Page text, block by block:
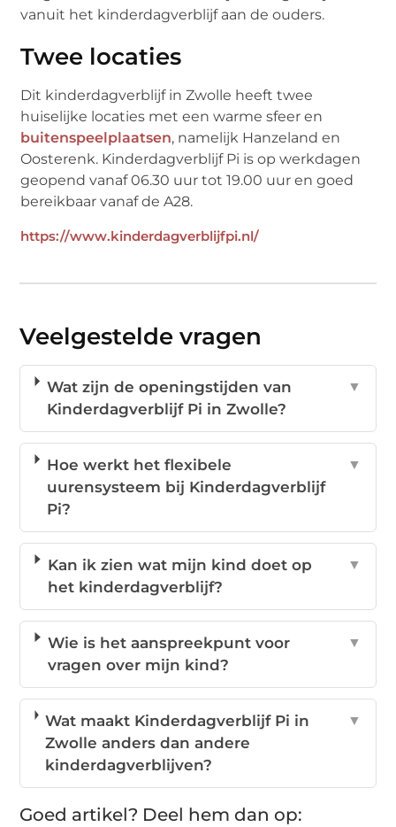
vanuit het kinderdagverblijf aan de ouders.
Twee locaties
Dit kinderdagverblijf in Zwolle heeft twee
huiselijke locaties met een warme sfeer en
buitenspeelplaatsen, namelijk Hanzeland en
Oosterenk. Kinderdagverblijf Pi is op werkdagen
geopend vanaf 06.30 uur tot 19.00 uur en goed
bereikbaar vanaf de A28.
https://www.kinderdagverblijfpi.nl/
Veelgestelde vragen
Wat zijn de openingstijden van
Kinderdagverblijf Pi in Zwolle?
▼
Hoe werkt het flexibele
uurensysteem bij Kinderdagverblijf
Pi?
▼
Kan ik zien wat mijn kind doet op
het kinderdagverblijf?
▼
Wie is het aanspreekpunt voor
vragen over mijn kind?
▼
Wat maakt Kinderdagverblijf Pi in
Zwolle anders dan andere
kinderdagverblijven?
▼
Goed artikel? Deel hem dan op: